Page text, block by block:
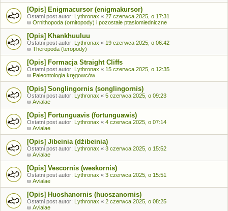
[Opis] Enigmacursor (enigmakursor)
Ostatni post autor: Lythronax « 27 czerwca 2025, o 17:31
w Ornithopoda (ornitopody) i pozostałe ptasiomiedniczne
[Opis] Khankhuuluu
Ostatni post autor: Lythronax « 19 czerwca 2025, o 06:42
w Theropoda (teropody)
[Opis] Formacja Straight Cliffs
Ostatni post autor: Lythronax « 15 czerwca 2025, o 12:35
w Paleontologia kręgowców
[Opis] Songlingornis (songlingornis)
Ostatni post autor: Lythronax « 5 czerwca 2025, o 09:23
w Avialae
[Opis] Fortunguavis (fortunguawis)
Ostatni post autor: Lythronax « 4 czerwca 2025, o 07:14
w Avialae
[Opis] Jibeinia (dżibeinia)
Ostatni post autor: Lythronax « 3 czerwca 2025, o 15:52
w Avialae
[Opis] Vescornis (weskornis)
Ostatni post autor: Lythronax « 3 czerwca 2025, o 15:51
w Avialae
[Opis] Huoshanornis (huoszanornis)
Ostatni post autor: Lythronax « 2 czerwca 2025, o 08:25
w Avialae